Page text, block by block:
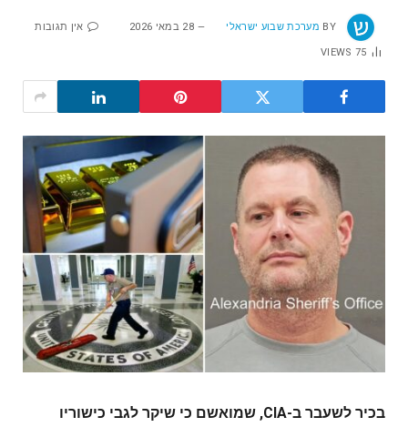
BY מערכת שבוע ישראלי 28 במאי 2026 אין תגובות
75
VIEWS
בכיר לשעבר ב-CIA, שמואשם כי שיקר לגבי כישוריו